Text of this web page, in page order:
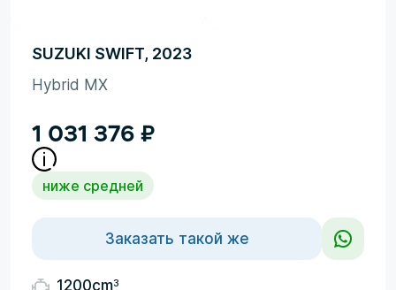
SUZUKI SWIFT, 2023
Hybrid MX
1 031 376 ₽
ниже средней
Заказать такой же
1200cm3